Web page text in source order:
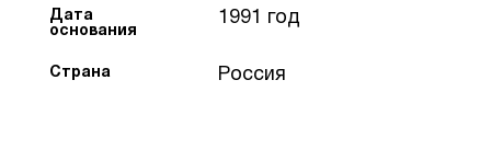
Дата
основания
1991 год
Страна Россия